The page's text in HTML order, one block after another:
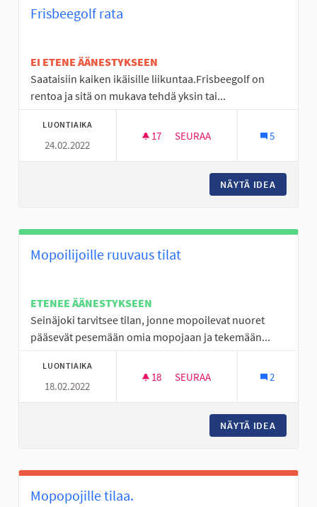
Frisbeegolf rata
EI ETENE ÄÄNESTYKSEEN
Saataisiin kaiken ikäisille liikuntaa.Frisbeegolf on
rentoa ja sitä on mukava tehdä yksin tai...
LUONTIAIKA
24.02.2022
17 17 SEURAAJAA
SEURAA 5
NÄYTÄ IDEA
Mopoilijoille ruuvaus tilat
ETENEE ÄÄNESTYKSEEN
Seinäjoki tarvitsee tilan, jonne mopoilevat nuoret
pääsevät pesemään omia mopojaan ja tekemään...
LUONTIAIKA
18.02.2022
18 18 SEURAAJAA
SEURAA 2
NÄYTÄ IDEA
Mopopojille tilaa.